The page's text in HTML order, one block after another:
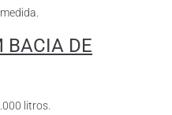
BACIA DE
litros.